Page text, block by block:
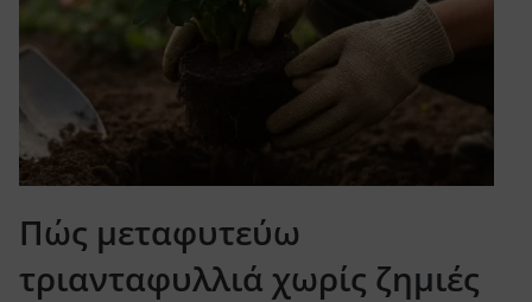
Πώς μεταφυτεύω
τριανταφυλλιά χωρίς ζημιές